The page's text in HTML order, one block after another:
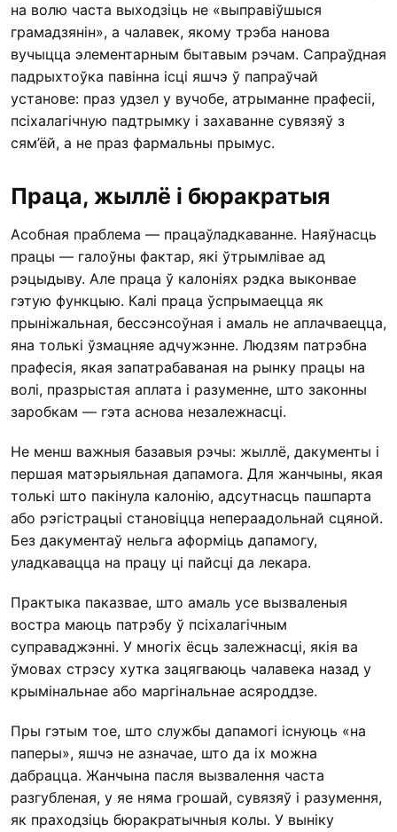
на волю часта выходзіць не «выправіўшыся
грамадзянін», а чалавек, якому трэба нанова
вучыцца элементарным бытавым рэчам. Сапраўдная
падрыхтоўка павінна ісці яшчэ ў папраўчай
установе: праз удзел у вучобе, атрыманне прафесіі,
псіхалагічную падтрымку і захаванне сувязяў з
сям’ёй, а не праз фармальны прымус.
Праца, жыллё і бюракратыя
Асобная праблема — працаўладкаванне. Наяўнасць
працы — галоўны фактар, які ўтрымлівае ад
рэцыдыву. Але праца ў калоніях рэдка выконвае
гэтую функцыю. Калі праца ўспрымаецца як
прыніжальная, бессэнсоўная і амаль не аплачваецца,
яна толькі ўзмацняе адчужэнне. Людзям патрэбна
прафесія, якая запатрабаваная на рынку працы на
волі, празрыстая аплата і разуменне, што законны
заробкам — гэта аснова незалежнасці.
Не менш важныя базавыя рэчы: жыллё, дакументы і
першая матэрыяльная дапамога. Для жанчыны, якая
толькі што пакінула калонію, адсутнасць пашпарта
або рэгістрацыі становіцца непераадольнай сцяной.
Без дакументаў нельга аформіць дапамогу,
уладкавацца на працу ці пайсці да лекара.
Практыка паказвае, што амаль усе вызваленыя
востра маюць патрэбу ў псіхалагічным
суправаджэнні. У многіх ёсць залежнасці, якія ва
ўмовах стрэсу хутка зацягваюць чалавека назад у
крымінальнае або маргінальнае асяроддзе.
Пры гэтым тое, што службы дапамогі існуюць «на
паперы», яшчэ не азначае, што да іх можна
дабрацца. Жанчына пасля вызвалення часта
разгубленая, у яе няма грошай, сувязяў і разумення,
як праходзіць бюракратычныя колы. У выніку